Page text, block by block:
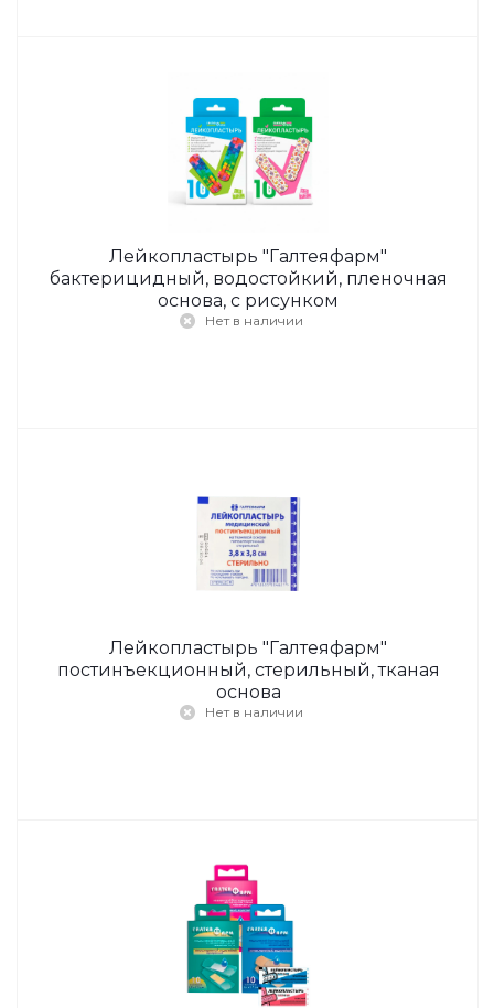
Лейкопластырь "Галтеяфарм"
бактерицидный, водостойкий, пленочная
основа, с рисунком
Нет в наличии
Лейкопластырь "Галтеяфарм"
постинъекционный, стерильный, тканая
основа
Нет в наличии